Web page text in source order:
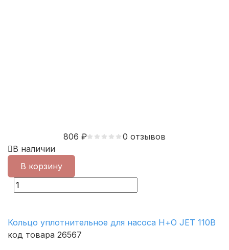
806 ₽
0 отзывов
В наличии
В корзину
Кольцо уплотнительное для насоса Н+О JET 110B
код товара 26567